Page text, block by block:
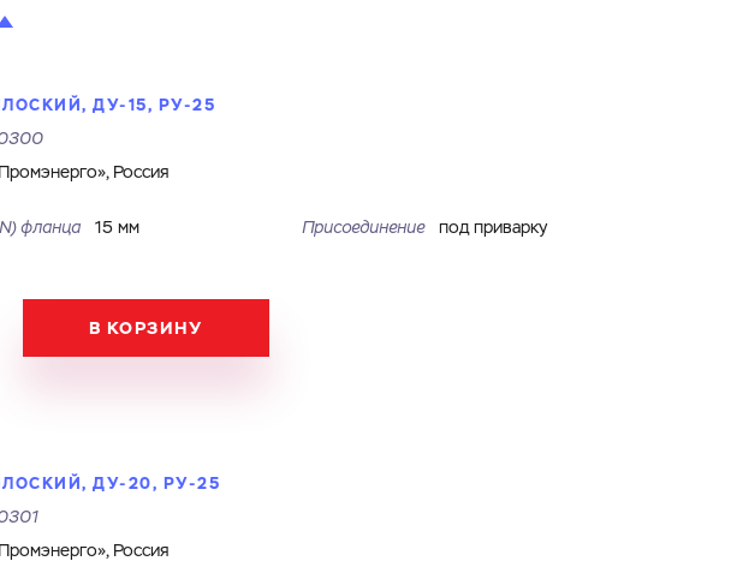
ДУ-15, РУ-25
Россия
фланца 15 мм Присоединение под приварку
В КОРЗИНУ
ДУ-20, РУ-25
Россия